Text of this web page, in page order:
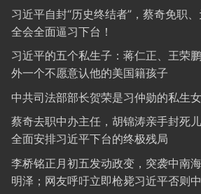
习近平自封“历史终结者”，蔡奇免职
全会全面逼习下台！
习近平的五个私生子：蒋仁正、王荣
外一个不愿意认他的美国籍孩子
中共司法部部长贺荣是习仲勋的私生
蔡奇去职中办主任，胡锦涛亲手封死
全面安排习近平下台的终极残局
李桥铭正月初五发动政变，突袭中南
明泽；网友呼吁立即枪毙习近平否则